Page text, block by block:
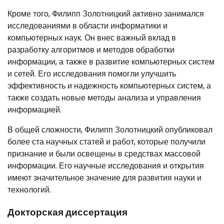
Кроме того, Филипп Золотницкий активно занимался
исследованиями в области информатики и
компьютерных наук. Он внес важный вклад в
разработку алгоритмов и методов обработки
информации, а также в развитие компьютерных систем
и сетей. Его исследования помогли улучшить
эффективность и надежность компьютерных систем, а
также создать новые методы анализа и управления
информацией.
В общей сложности, Филипп Золотницкий опубликовал
более ста научных статей и работ, которые получили
признание и были освещены в средствах массовой
информации. Его научные исследования и открытия
имеют значительное значение для развития науки и
технологий.
Докторская диссертация